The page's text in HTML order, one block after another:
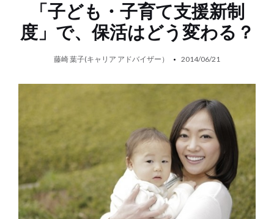
「子ども・子育て支援新制
度」で、保活はどう変わる？
藤崎 葉子(キャリア アドバイザー） 2014/06/21